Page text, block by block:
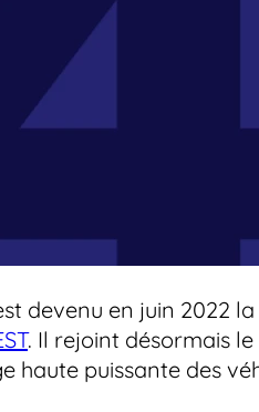
devenu en juin
. Il rejoint désormais
puissante des